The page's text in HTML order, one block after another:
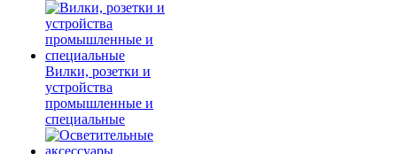
Вилки, розетки и
устройства
промышленные и
специальные